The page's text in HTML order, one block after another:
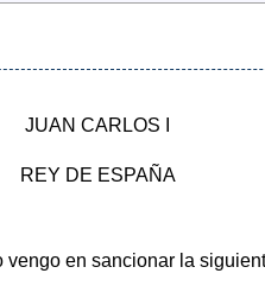
JUAN CARLOS I
REY DE ESPAÑA
en sancionar la